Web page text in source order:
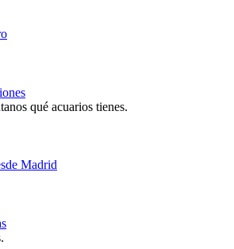
qué acuarios tienes.
Madrid